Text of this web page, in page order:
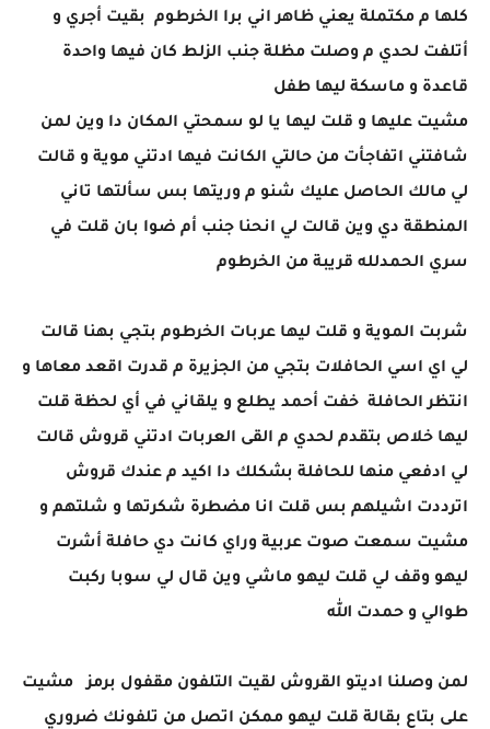
كلها م مكتملة يعني ظاهر اني برا الخرطوم بقيت أجري و
أتلفت لحدي م وصلت مظلة جنب الزلط كان فيها واحدة
قاعدة و ماسكة ليها طفل
مشيت عليها و قلت ليها يا لو سمحتي المكان دا وين لمن
شافتني اتفاجأت من حالتي الكانت فيها ادتني موية و قالت
لي مالك الحاصل عليك شنو م وريتها بس سألتها تاني
المنطقة دي وين قالت لي انحنا جنب أم ضوا بان قلت في
سري الحمدلله قريبة من الخرطوم
شربت الموية و قلت ليها عربات الخرطوم بتجي بهنا قالت
لي اي اسي الحافلات بتجي من الجزيرة م قدرت اقعد معاها و
انتظر الحافلة خفت أحمد يطلع و يلقاني في أي لحظة قلت
ليها خلاص بتقدم لحدي م القى العربات ادتني قروش قالت
لي ادفعي منها للحافلة بشكلك دا اكيد م عندك قروش
اترددت اشيلهم بس قلت انا مضطرة شكرتها و شلتهم و
مشيت سمعت صوت عربية وراي كانت دي حافلة أشرت
ليهو وقف لي قلت ليهو ماشي وين قال لي سوبا ركبت
طوالي و حمدت الله
لمن وصلنا اديتو القروش لقيت التلفون مقفول برمز مشيت
على بتاع بقالة قلت ليهو ممكن اتصل من تلفونك ضروري